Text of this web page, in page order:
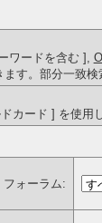
ワードを含む ],
す。部分一致
カード ] を使用
フォーラム: